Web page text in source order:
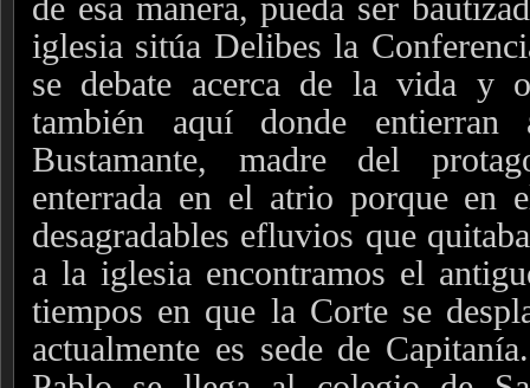
de esa manera, pueda ser
iglesia sitúa Delibes la
se debate acerca de la vida y
también aquí donde
Bustamante, madre del
enterrada en el atrio porque en
desagradables efluvios que
a la iglesia encontramos el
tiempos en que la Corte se
actualmente es sede de